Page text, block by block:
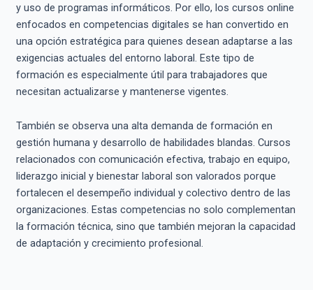
y uso de programas informáticos. Por ello, los cursos online
enfocados en competencias digitales se han convertido en
una opción estratégica para quienes desean adaptarse a las
exigencias actuales del entorno laboral. Este tipo de
formación es especialmente útil para trabajadores que
necesitan actualizarse y mantenerse vigentes.
También se observa una alta demanda de formación en
gestión humana y desarrollo de habilidades blandas. Cursos
relacionados con comunicación efectiva, trabajo en equipo,
liderazgo inicial y bienestar laboral son valorados porque
fortalecen el desempeño individual y colectivo dentro de las
organizaciones. Estas competencias no solo complementan
la formación técnica, sino que también mejoran la capacidad
de adaptación y crecimiento profesional.